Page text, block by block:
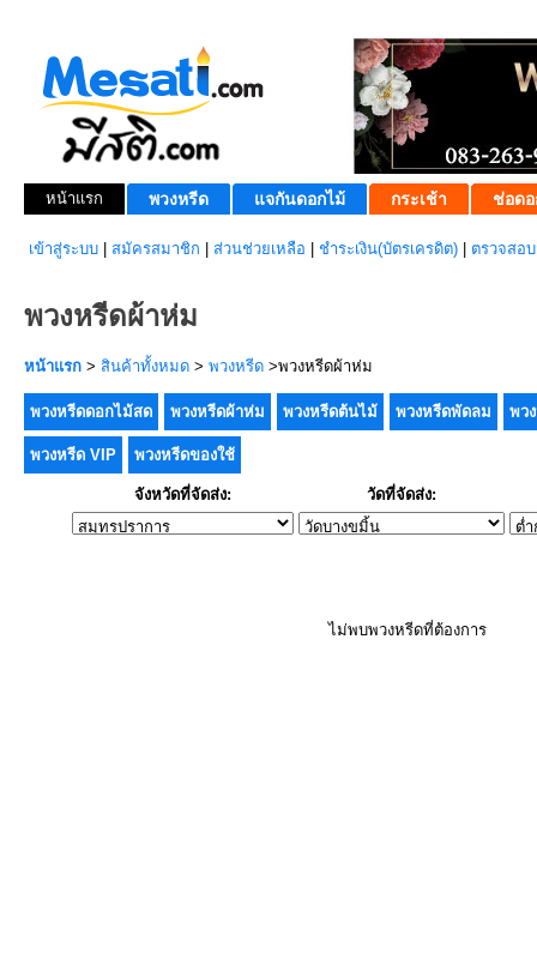
หน้าแรก พวงหรีด แจกันดอกไม้ กระเช้า ช่อดอ
เข้าสู่ระบบ สมัครสมาชิก ส่วนช่วยเหลือ ชำระเงิน(บัตรเครดิต) ตรวจสอ
พวงหรีดผ้าห่ม
หน้าแรก > สินค้าทั้งหมด > พวงหรีด >พวงหรีดผ้าห่ม
พวงหรีดดอกไม้สด พวงหรีดผ้าห่ม พวงหรีดต้นไม้ พวงหรีดพัดลม พว
พวงหรีด VIP พวงหรีดของใช้
จังหวัดที่จัดส่ง: วัดที่จัดส่ง:
ไม่พบพวงหรีดที่ต้องการ